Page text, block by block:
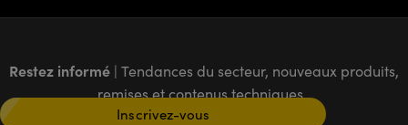
Restez informé | Tendances du secteur, nouveaux produits,
remises et contenus techniques
Inscrivez-vous